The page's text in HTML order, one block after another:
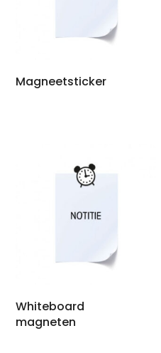
Magneetsticker
Whiteboard
magneten